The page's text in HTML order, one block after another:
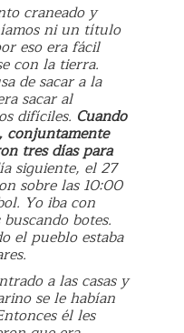
craneado y
ni un título
eso era fácil
con la tierra.
de sacar a la
sacar al
difíciles. Cuando
conjuntamente
tres días para
siguiente, el 27
sobre las 10:00
Yo iba con
botes.
el pueblo estaba
a las casas y
se le habían
él les